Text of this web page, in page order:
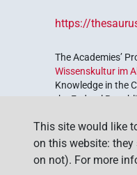
https://
The Academies’
Wissenskultur im
Knowledge in the
the Federal
This site would like
on this website:
on not). For more